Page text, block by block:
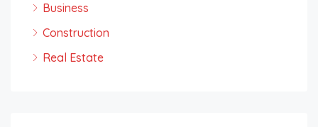
Business
Construction
Real Estate